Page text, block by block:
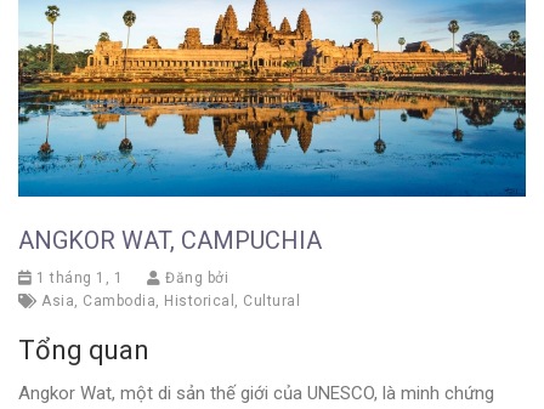
ANGKOR WAT, CAMPUCHIA
1 tháng 1, 1
Đăng bởi
Asia
Cambodia Historical Cultural
Tổng quan
Angkor Wat, một di sản thế giới của UNESCO, là minh chứng